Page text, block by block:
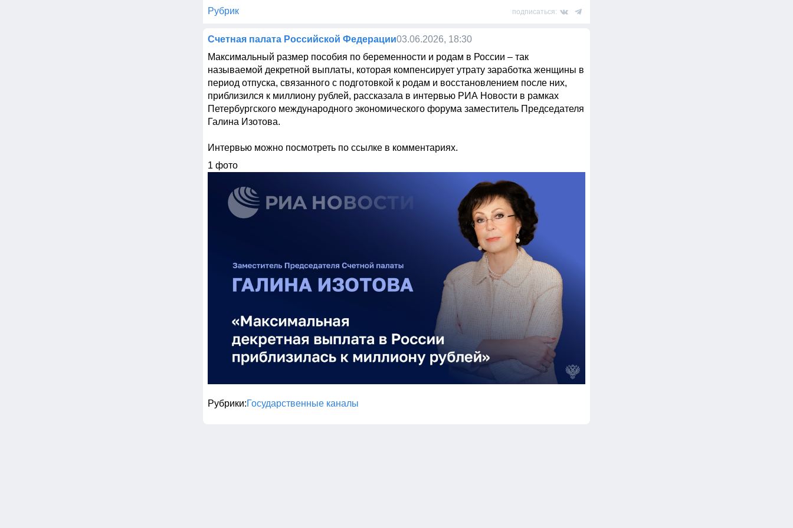
Рубрик подписаться:
Счетная палата Российской Федерации03.06.2026, 18:30
Максимальный размер пособия по беременности и родам в России – так
называемой декретной выплаты, которая компенсирует утрату заработка женщины в
период отпуска, связанного с подготовкой к родам и восстановлением после них,
приблизился к миллиону рублей, рассказала в интервью РИА Новости в рамках
Петербургского международного экономического форума заместитель Председателя
Галина Изотова.
Интервью можно посмотреть по ссылке в комментариях.
1 фото
Рубрики Государственные каналы